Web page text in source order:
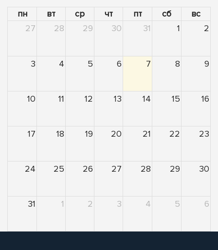
пн вт ср чт пт сб
вс
27
28 29 30 31 1 2
3 4 5 6 7 8 9
10 11 12 13 14 15 16
17 18 19 20 21 22 23
24 25 26 27 28 29 30
31 1 2 3 4 5 6